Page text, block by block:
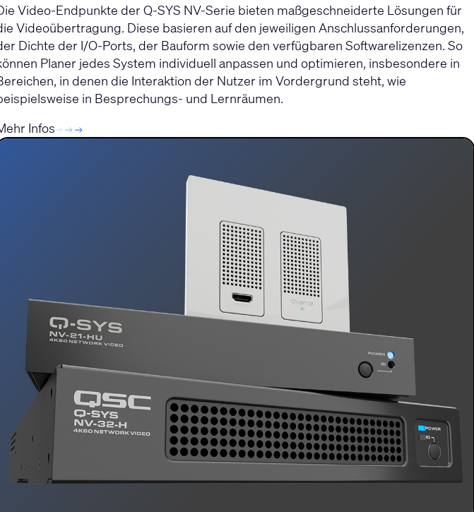
Video-Endpunkte der Q-SYS NV-Serie bieten maßgeschneiderte Lösungen für
Videoübertragung. Diese basieren auf den jeweiligen Anschlussanforderungen,
Dichte der I/O-Ports, der Bauform sowie den verfügbaren Softwarelizenzen. So
Planer jedes System individuell anpassen und optimieren, insbesondere in
in denen die Interaktion der Nutzer im Vordergrund steht, wie
in Besprechungs- und Lernräumen.
Infos